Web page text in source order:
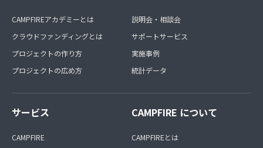
CAMPFIREアカデミーとは
クラウドファンディングとは
プロジェクトの作り方
プロジェクトの広め方
説明会・相談会
サポートサービス
実施事例
統計データ
サービス
CAMPFIRE
CAMPFIRE について
CAMPFIREとは